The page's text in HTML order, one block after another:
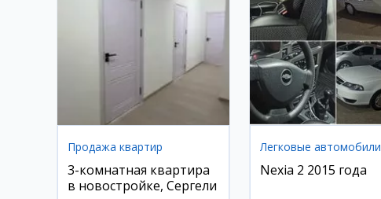
Продажа квартир
3-комнатная квартира
в новостройке, Сергели
Легковые автомобили
Nexia 2 2015 года